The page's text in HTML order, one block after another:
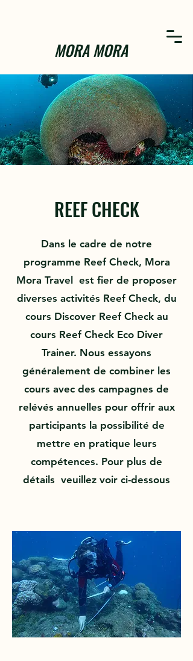
MORA MORA
REEF CHECK
Dans le cadre de notre
programme Reef Check, Mora
Mora Travel est fier de proposer
diverses activités Reef Check, du
cours Discover Reef Check au
cours Reef Check Eco Diver
Trainer. Nous essayons
généralement de combiner les
cours avec des campagnes de
relévés annuelles pour offrir aux
participants la possibilité de
mettre en pratique leurs
compétences. Pour plus de
détails veuillez voir ci-dessous